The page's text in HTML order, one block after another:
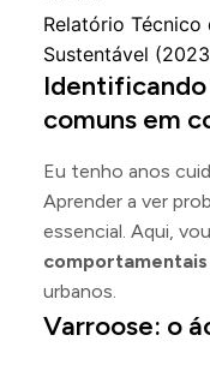
Relatório
Sustentável
Identificando
comuns em
Eu tenho anos
Aprender a ver
essencial. Aqui,
comportamentais
urbanos.
Varroose: o